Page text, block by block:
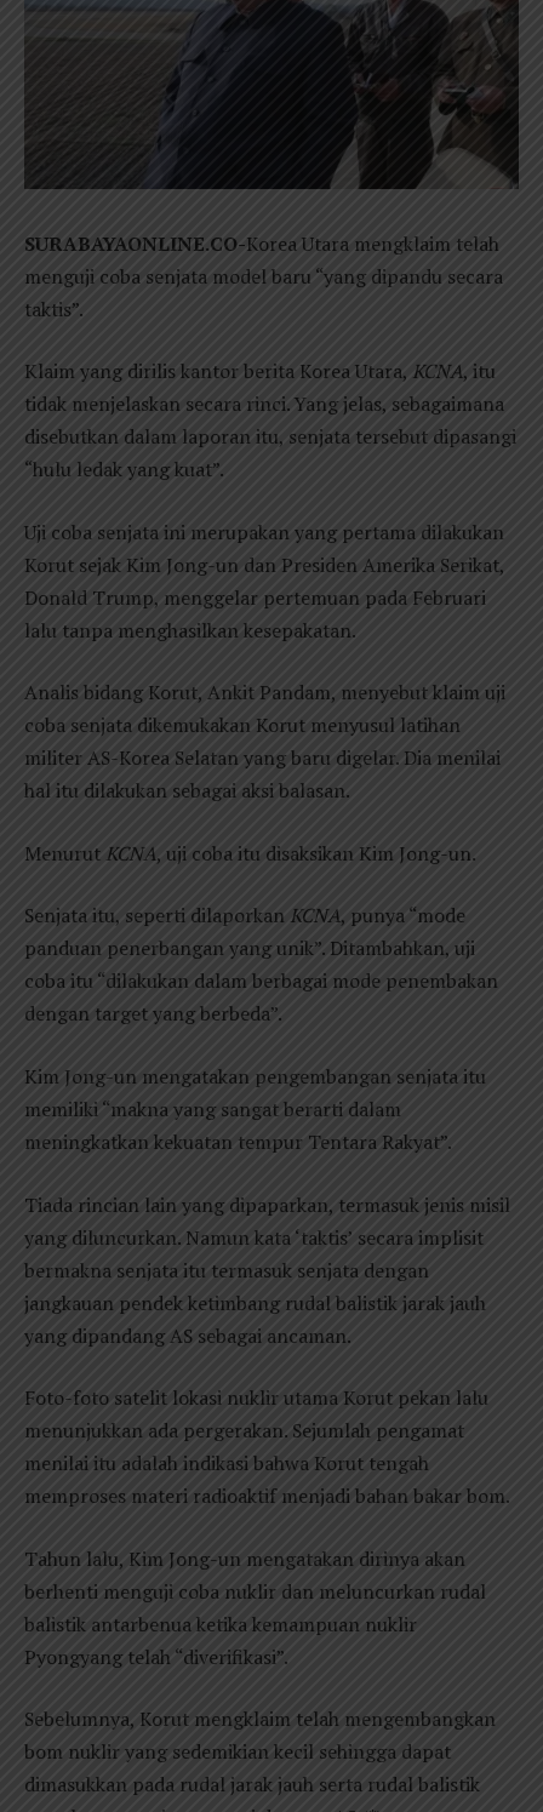
SURABAYAONLINE.CO-Korea Utara mengklaim telah
menguji coba senjata model baru “yang dipandu secara
taktis”.
Klaim yang dirilis kantor berita Korea Utara, KCNA, itu
tidak menjelaskan secara rinci. Yang jelas, sebagaimana
disebutkan dalam laporan itu, senjata tersebut dipasangi
“hulu ledak yang kuat”.
Uji coba senjata ini merupakan yang pertama dilakukan
Korut sejak Kim Jong-un dan Presiden Amerika Serikat,
Donald Trump, menggelar pertemuan pada Februari
lalu tanpa menghasilkan kesepakatan.
Analis bidang Korut, Ankit Pandam, menyebut klaim uji
coba senjata dikemukakan Korut menyusul latihan
militer AS-Korea Selatan yang baru digelar. Dia menilai
hal itu dilakukan sebagai aksi balasan.
Menurut KCNA, uji coba itu disaksikan Kim Jong-un.
Senjata itu, seperti dilaporkan KCNA, punya “mode
panduan penerbangan yang unik”. Ditambahkan, uji
coba itu “dilakukan dalam berbagai mode penembakan
dengan target yang berbeda”.
Kim Jong-un mengatakan pengembangan senjata itu
memiliki “makna yang sangat berarti dalam
meningkatkan kekuatan tempur Tentara Rakyat”.
Tiada rincian lain yang dipaparkan, termasuk jenis misil
yang diluncurkan. Namun kata ‘taktis’ secara implisit
bermakna senjata itu termasuk senjata dengan
jangkauan pendek ketimbang rudal balistik jarak jauh
yang dipandang AS sebagai ancaman.
Foto-foto satelit lokasi nuklir utama Korut pekan lalu
menunjukkan ada pergerakan. Sejumlah pengamat
menilai itu adalah indikasi bahwa Korut tengah
memproses materi radioaktif menjadi bahan bakar bom.
Tahun lalu, Kim Jong-un mengatakan dirinya akan
berhenti menguji coba nuklir dan meluncurkan rudal
balistik antarbenua ketika kemampuan nuklir
Pyongyang telah “diverifikasi”.
Sebelumnya, Korut mengklaim telah mengembangkan
bom nuklir yang sedemikian kecil sehingga dapat
dimasukkan pada rudal jarak jauh serta rudal balistik